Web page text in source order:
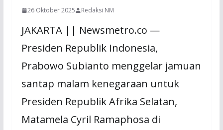
26 Oktober 2025 Redaksi NM
JAKARTA || Newsmetro.co —
Presiden Republik Indonesia,
Prabowo Subianto menggelar jamuan
santap malam kenegaraan untuk
Presiden Republik Afrika Selatan,
Matamela Cyril Ramaphosa di